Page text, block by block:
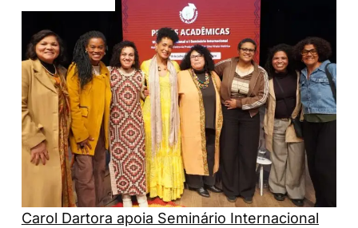
Carol Dartora apoia Seminário Internacional